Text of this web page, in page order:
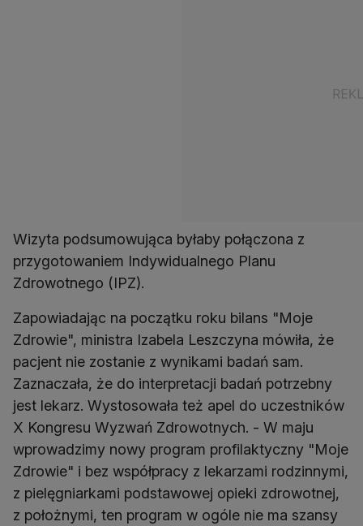
Wizyta podsumowująca byłaby połączona z
przygotowaniem Indywidualnego Planu
Zdrowotnego (IPZ).
Zapowiadając na początku roku bilans "Moje
Zdrowie", ministra Izabela Leszczyna mówiła, że
pacjent nie zostanie z wynikami badań sam.
Zaznaczała, że do interpretacji badań potrzebny
jest lekarz. Wystosowała też apel do uczestników
X Kongresu Wyzwań Zdrowotnych. - W maju
wprowadzimy nowy program profilaktyczny "Moje
Zdrowie" i bez współpracy z lekarzami rodzinnymi,
z pielęgniarkami podstawowej opieki zdrowotnej,
z położnymi, ten program w ogóle nie ma szansy